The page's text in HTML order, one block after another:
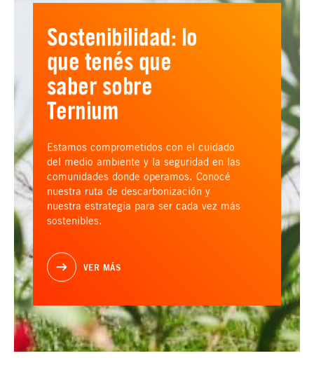
Sostenibilidad: lo
que tenés que
saber sobre
Ternium
Estamos comprometidos con el cuidado
del medio ambiente y la seguridad en las
comunidades donde operamos. Conocé
nuestra ruta de descarbonización y
nuestra estrategia para ser cada vez más
sostenibles.
VER MÁS